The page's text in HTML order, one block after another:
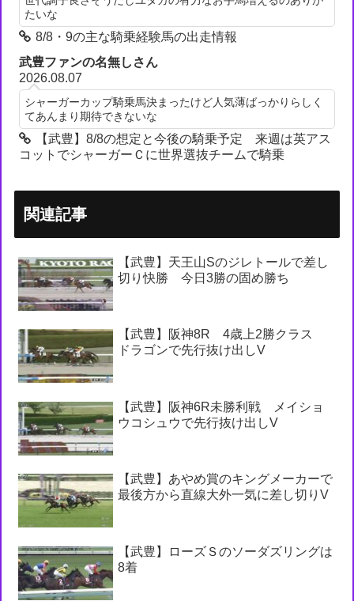
たいな
8/8・9の主な騎乗経験馬の出走情報
武豊ファンの名無しさん
2026.08.07
シャーガーカップ騎乗馬決まったけど人気薄ばっかりらしく
てあんまり期待できないな
【武豊】8/8の想定と今後の騎乗予定 来週は英アス
コットでシャーガーＣに世界選抜チームで騎乗
関連記事
【武豊】天王山Sのジレトールで差し
切り快勝 今日3勝の固め勝ち
【武豊】阪神8R 4歳上2勝クラス
ドラゴンで先行抜け出しV
【武豊】阪神6R未勝利戦 メイショ
ウコシュウで先行抜け出しV
【武豊】あやめ賞のキングメーカーで
最後方から直線大外一気に差し切りV
【武豊】ローズＳのソーダズリングは
8着